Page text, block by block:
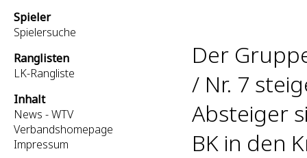
Spieler
Spielersuche
Ranglisten
LK-Rangliste
Inhalt
News - WTV
Verbandshomepage
Impressum
Der
/ Nr. 7
Absteiger
BK in den